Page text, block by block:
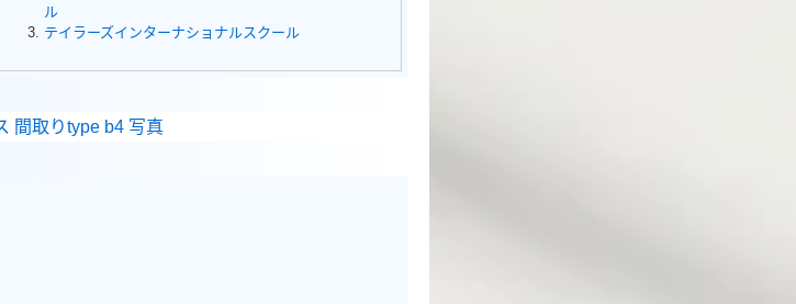
ル
テイラーズインターナショナルスクール